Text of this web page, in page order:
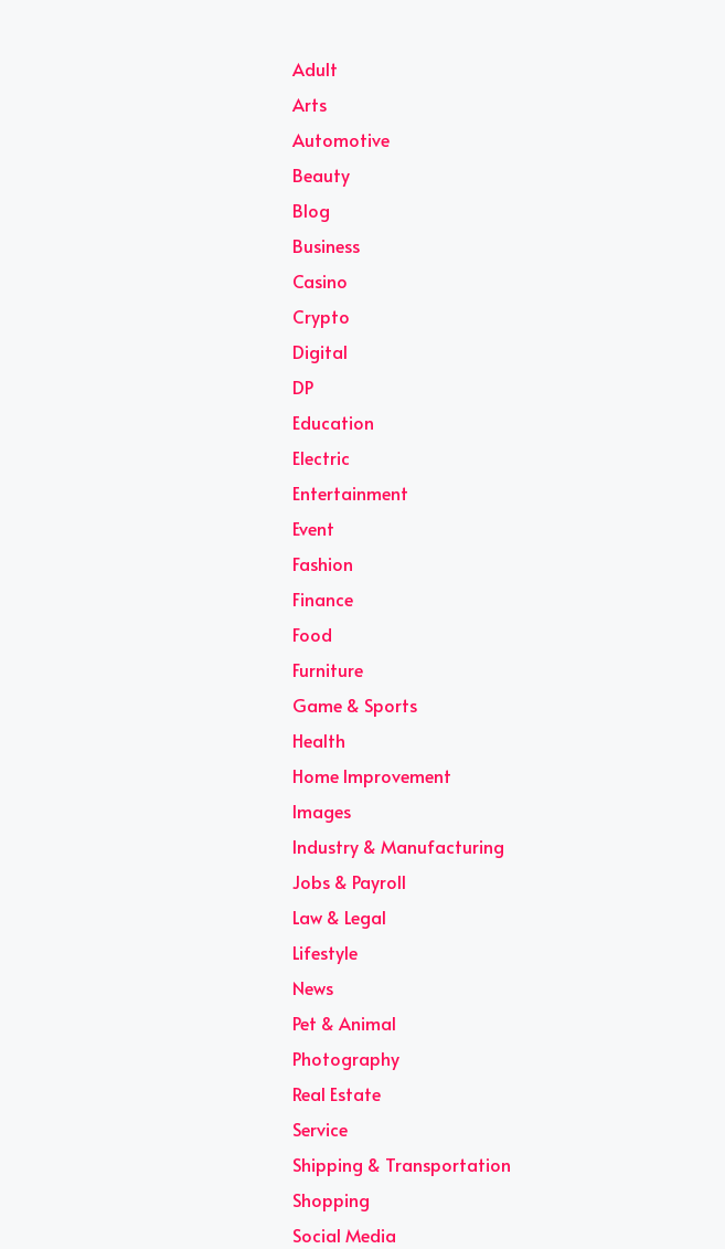
Adult
Arts
Automotive
Beauty
Blog
Business
Casino
Crypto
Digital
DP
Education
Electric
Entertainment
Event
Fashion
Finance
Food
Furniture
Game & Sports
Health
Home Improvement
Images
Industry & Manufacturing
Jobs & Payroll
Law & Legal
Lifestyle
News
Pet & Animal
Photography
Real Estate
Service
Shipping & Transportation
Shopping
Social Media